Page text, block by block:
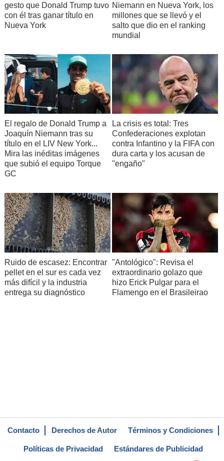
gesto que Donald Trump tuvo
con él tras ganar título en
Nueva York
Niemann en Nueva York, los
millones que se llevó y el
salto que dio en el ranking
mundial
El regalo de Donald Trump a
Joaquín Niemann tras su
título en el LIV New York...
Mira las inéditas imágenes
que subió el equipo Torque
GC
La crisis es total: Tres
Confederaciones explotan
contra Infantino y la FIFA con
dura carta y los acusan de
"engaño"
Ruido de escasez: Encontrar
pellet en el sur es cada vez
más difícil y la industria
entrega su diagnóstico
"Antológico": Revisa el
extraordinario golazo que
hizo Erick Pulgar para el
Flamengo en el Brasileirao
Contacto Derechos de Autor Términos y Condiciones
Políticas de Privacidad Estándares de Publicidad